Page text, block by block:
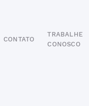
CONTATO
TRABALHE
CONOSCO